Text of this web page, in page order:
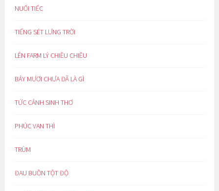
NUỐI TIẾC
TIẾNG SÉT LƯNG TRỜI
LÊN FARM LÝ CHIỀU CHIỀU
BẢY MƯƠI CHƯA ĐÃ LÀ GÌ
TỨC CẢNH SINH THƠ
PHÚC VẠN THÌ
TRÙM
ĐAU BUỒN TỘT ĐỘ